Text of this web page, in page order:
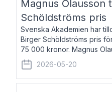
Magnus Olausson
Schöldströms pris
Svenska Akademien har
Birger Schöldströms pris
75 000 kronor. Magnus
bosatt i Stockholm, är
hovman. Han disputerade
2026-05-20